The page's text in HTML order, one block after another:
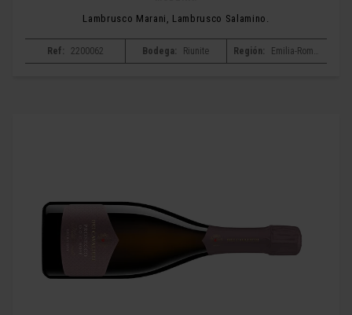
Lambrusco Marani, Lambrusco Salamino.
Ref: 2200062 Bodega: Riunite Región: Emilia-Romagna